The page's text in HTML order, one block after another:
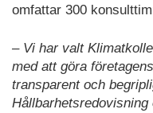
omfattar 300
– Vi har valt
med att göra
transparent och